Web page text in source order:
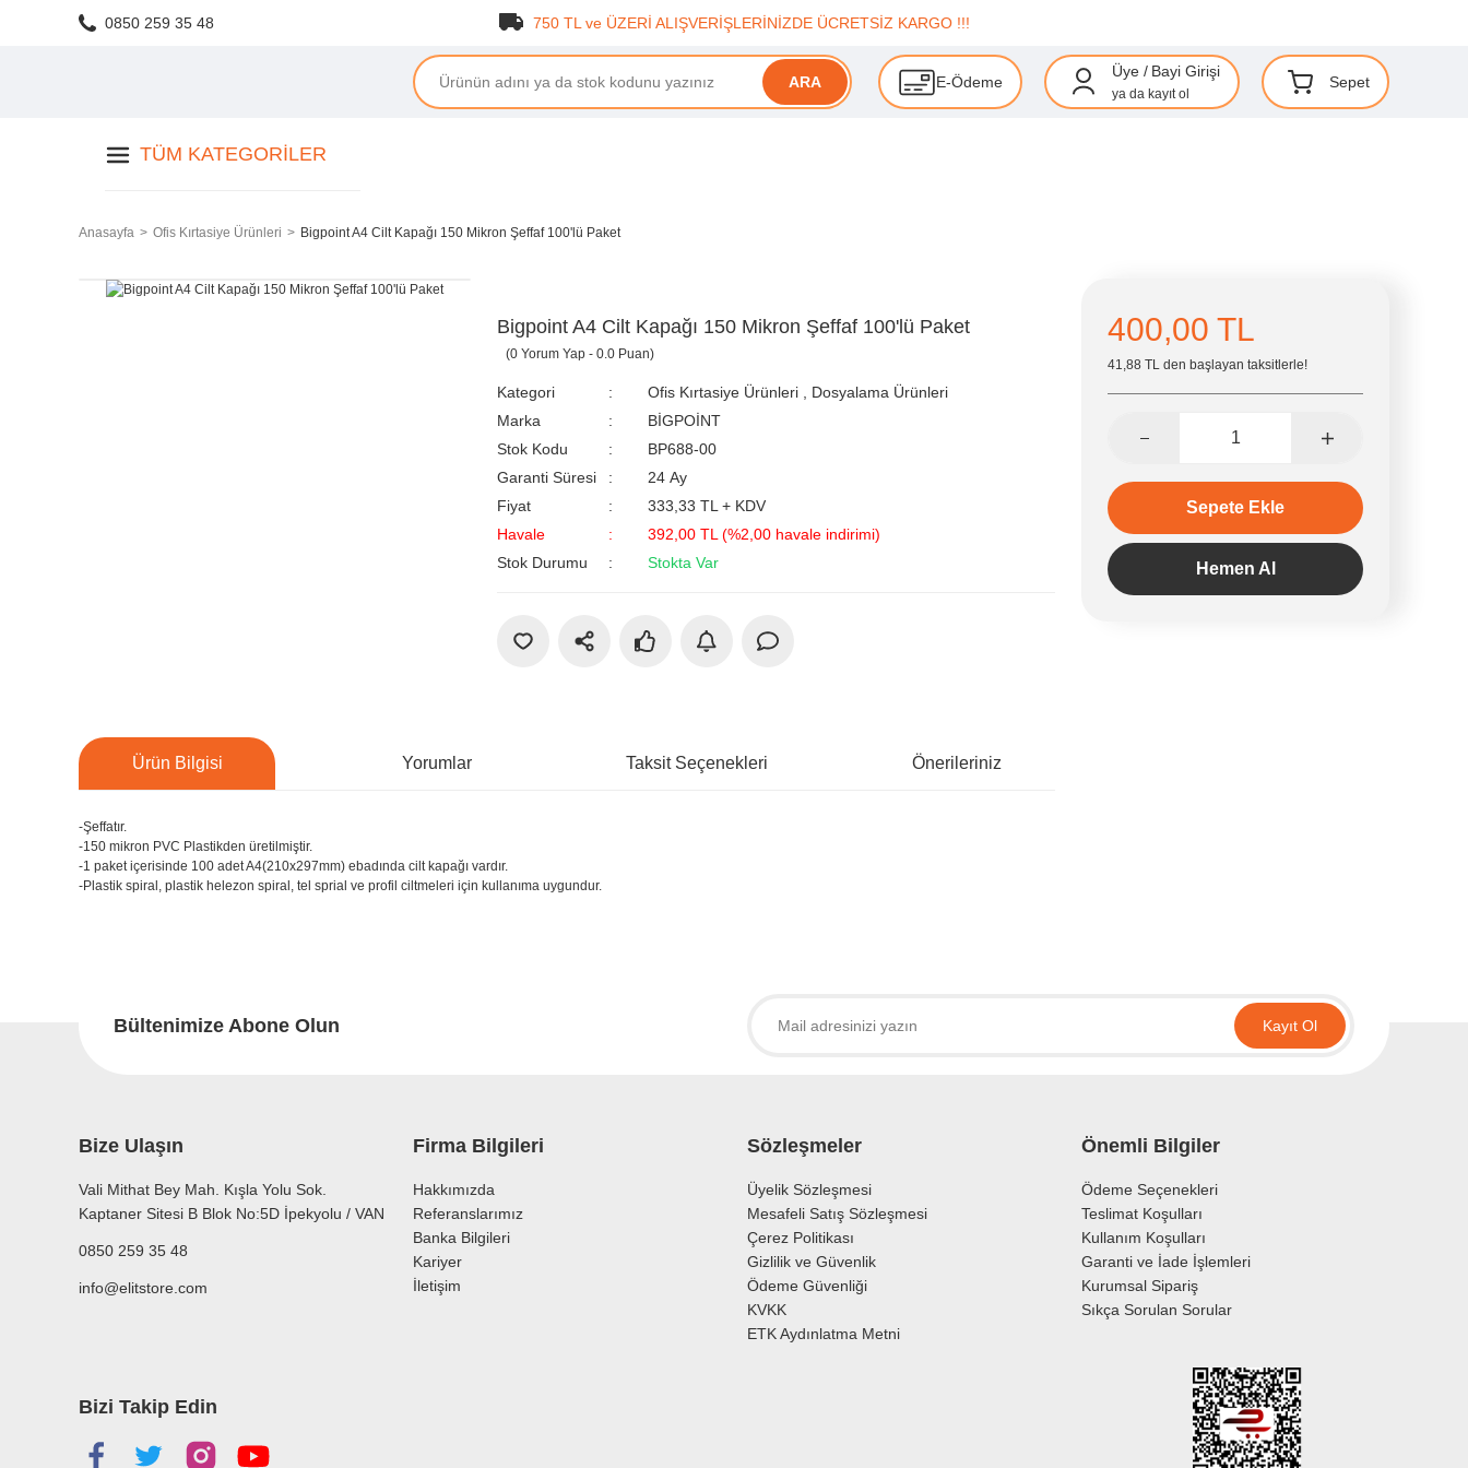
0850 259 35 48 750 TL ve ÜZERİ ALIŞVERİŞLERİNİZDE ÜCRETSİZ KARGO !!!
ARA E-Ödeme
Üye / Bayi Girişi
ya da kayıt ol
Sepet
TÜM KATEGORILER
Anasayfa Ofis Kırtasiye Ürünleri Bigpoint A4 Cilt Kapağı 150 Mikron Şeffaf 100'lü Paket
Bigpoint A4 Cilt Kapağı 150 Mikron Şeffaf 100'lü Paket
(0 Yorum Yap - 0.0 Puan)
Kategori Ofis Kırtasiye Ürünleri
Dosyalama Ürünleri
Marka
BİGPOİNT
Stok Kodu
BP688-00
Garanti Süresi
24 Ay
Fiyat
333,33 TL + KDV
Havale
392,00 TL (%2,00 havale indirimi)
Stok Durumu
Stokta Var
Ürün Bilgisi Yorumlar Taksit Seçenekleri Önerileriniz
-Şeffatır.
-150 mikron PVC Plastikden üretilmiştir.
-1 paket içerisinde 100 adet A4(210x297mm) ebadında cilt kapağı vardır.
-Plastik spiral, plastik helezon spiral, tel sprial ve profil ciltmeleri için kullanıma uygundur.
400,00 TL
41,88 TL den başlayan taksitlerle!
Sepete Ekle
Hemen Al
Bültenimize Abone Olun Kayıt Ol
Bize Ulaşın
Vali Mithat Bey Mah. Kışla Yolu Sok.
Kaptaner Sitesi B Blok No:5D İpekyolu / VAN
0850 259 35 48
info@elitstore.com
Firma Bilgileri
Hakkımızda
Referanslarımız
Banka Bilgileri
Kariyer
İletişim
Sözleşmeler
Üyelik Sözleşmesi
Mesafeli Satış Sözleşmesi
Çerez Politikası
Gizlilik ve Güvenlik
Ödeme Güvenliği
KVKK
ETK Aydınlatma Metni
Önemli Bilgiler
Ödeme Seçenekleri
Teslimat Koşulları
Kullanım Koşulları
Garanti ve İade İşlemleri
Kurumsal Sipariş
Sıkça Sorulan Sorular
Bizi Takip Edin